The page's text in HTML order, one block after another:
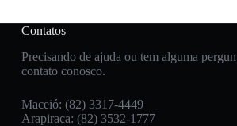
Contatos
Precisando de ajuda ou tem alguma
contato conosco.
Maceió: (82) 3317-4449
Arapiraca: (82) 3532-1777